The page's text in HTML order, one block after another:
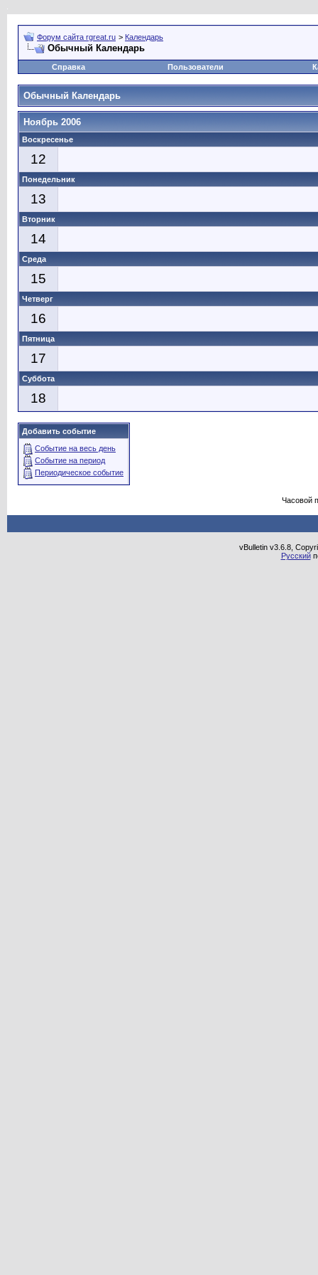
Форум сайта rgreat.ru > Календарь
Обычный Календарь
Справка Пользователи
Обычный Календарь
Ноябрь 2006
Воскресенье
12
Понедельник
13
Вторник
14
Среда
15
Четверг
16
Пятница
17
Суббота
18
Добавить событие
Событие на весь день
Событие на период
Периодическое событие
Часовой
vBulletin v3.6.8,
Русский